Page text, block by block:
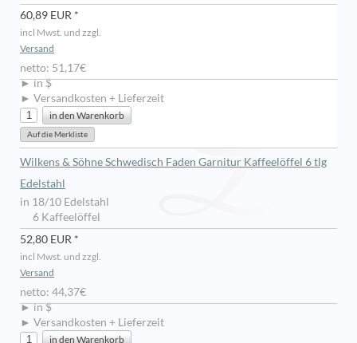
60,89 EUR *
incl Mwst. und zzgl.
Versand
netto: 51,17€
► in $
► Versandkosten + Lieferzeit
Wilkens & Söhne Schwedisch Faden Garnitur Kaffeelöffel 6 tlg
Edelstahl
in 18/10 Edelstahl
6 Kaffeelöffel
52,80 EUR *
incl Mwst. und zzgl.
Versand
netto: 44,37€
► in $
► Versandkosten + Lieferzeit